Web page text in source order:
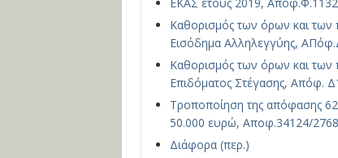
Καθορισμός των όρων και
Εισόδημα Αλληλεγγύης,
Καθορισμός των όρων και
Επιδόματος Στέγασης, Απόφ.
Τροποποίηση της απόφασης
50.000 ευρώ, Αποφ.34124/
Διάφορα (περ.)